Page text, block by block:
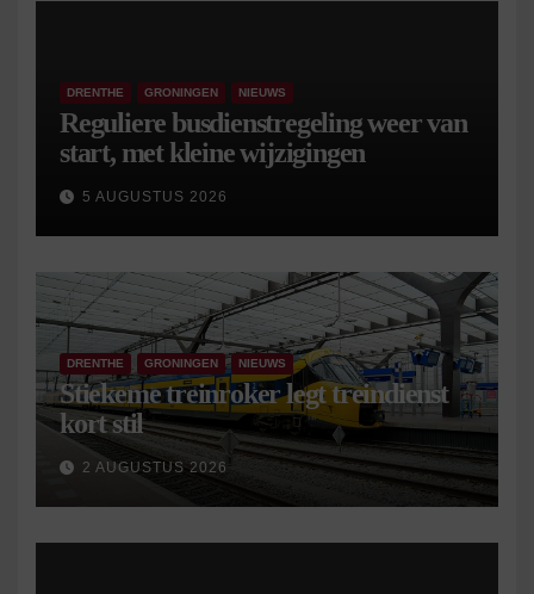
DRENTHE GRONINGEN NIEUWS
Reguliere busdienstregeling weer van
start, met kleine wijzigingen
5 AUGUSTUS 2026
DRENTHE GRONINGEN NIEUWS
Stiekeme treinroker legt treindienst
kort stil
2 AUGUSTUS 2026